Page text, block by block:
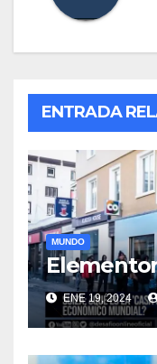
ENTRADA
MUNDO
ENE 19, 2024